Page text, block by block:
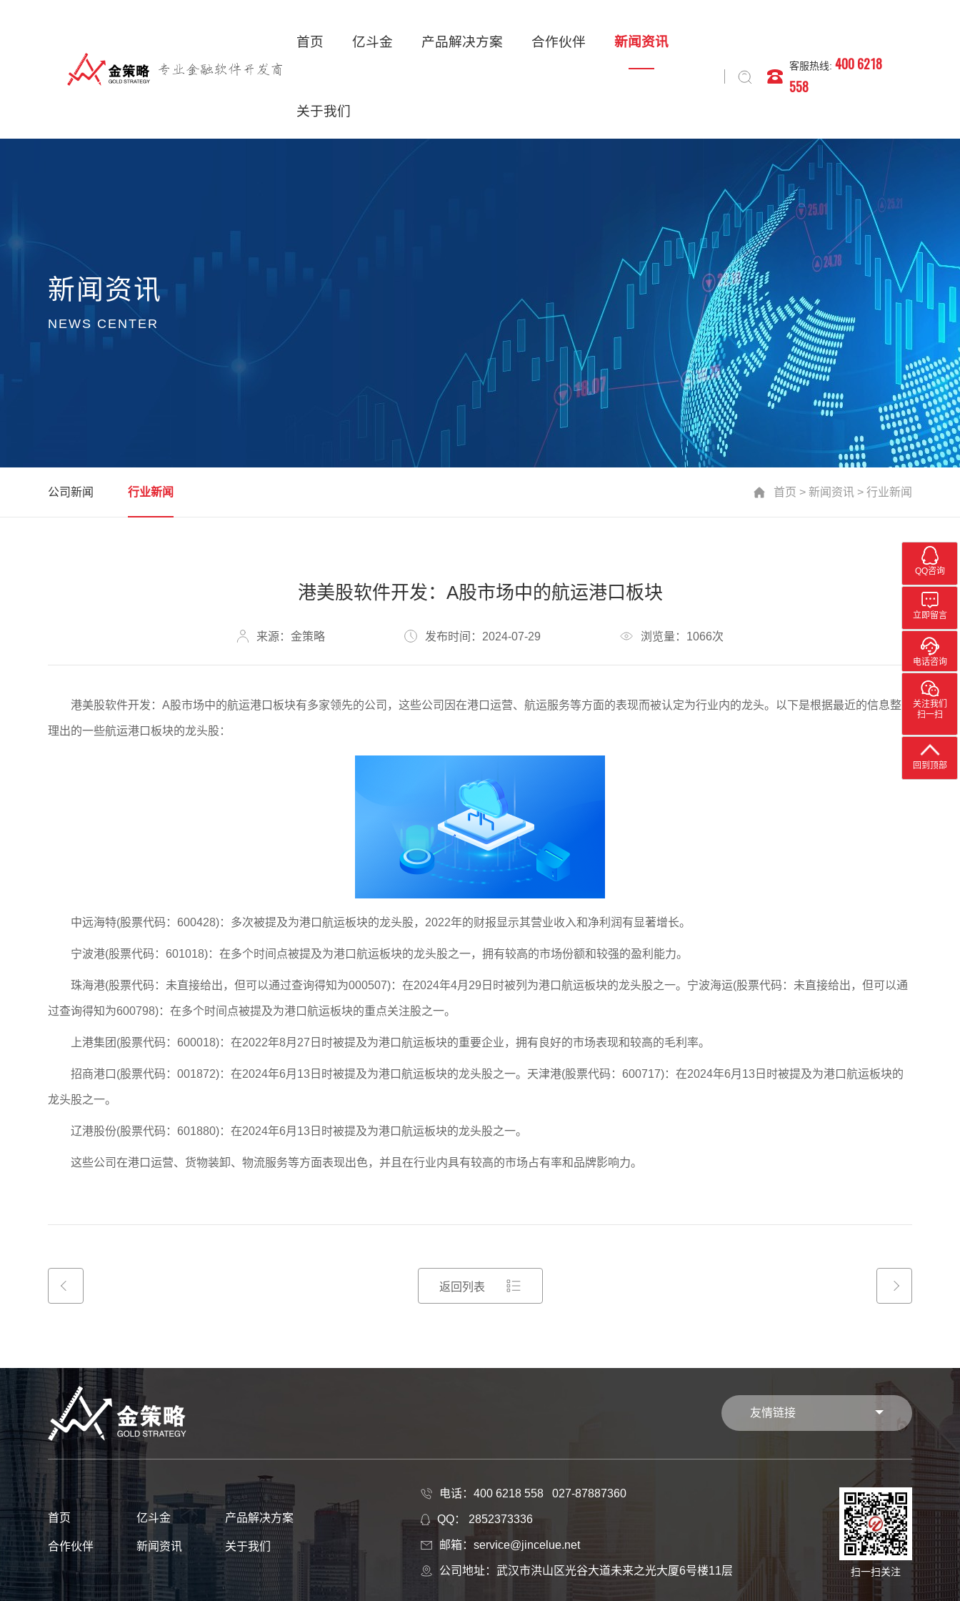
首页 亿斗金 产品解决方案 合作伙伴 新闻资讯
关于我们
客服热线:400 6218
558
QQ咨询
立即留言
电话咨询
关注我们
扫一扫
回到顶部
新闻资讯
NEWS CENTER
公司新闻 行业新闻 首页 > 新闻资讯 > 行业新闻
港美股软件开发：A股市场中的航运港口板块
来源：金策略 发布时间：2024-07-29 浏览量：1066次
港美股软件开发 ：A股市场中的航运港口板块有多家领先的公司，这些公司因在港口运营、航运服务等方面的表现而被认定为行业内的龙头。以下是根据最近的信息整
理出的一些航运港口板块的龙头股：
中远海特(股票代码：600428)：多次被提及为港口航运板块的龙头股，2022年的财报显示其营业收入和净利润有显著增长。
宁波港(股票代码：601018)：在多个时间点被提及为港口航运板块的龙头股之一，拥有较高的市场份额和较强的盈利能力。
珠海港(股票代码：未直接给出，但可以通过查询得知为000507)：在2024年4月29日时被列为港口航运板块的龙头股之一。宁波海运(股票代码：未直接给出，但可以通
过查询得知为600798)：在多个时间点被提及为港口航运板块的重点关注股之一。
上港集团(股票代码：600018)：在2022年8月27日时被提及为港口航运板块的重要企业，拥有良好的市场表现和较高的毛利率。
招商港口(股票代码：001872)：在2024年6月13日时被提及为港口航运板块的龙头股之一。天津港(股票代码：600717)：在2024年6月13日时被提及为港口航运板块的
龙头股之一。
辽港股份(股票代码：601880)：在2024年6月13日时被提及为港口航运板块的龙头股之一。
这些公司在港口运营、货物装卸、物流服务等方面表现出色，并且在行业内具有较高的市场占有率和品牌影响力。
返回列表
友情链接
首页 亿斗金 产品解决方案
合作伙伴 新闻资讯 关于我们
电话：400 6218 558 027-87887360
QQ： 2852373336
邮箱：service@jincelue.net
公司地址：武汉市洪山区光谷大道未来之光大厦6号楼11层 扫一扫关注